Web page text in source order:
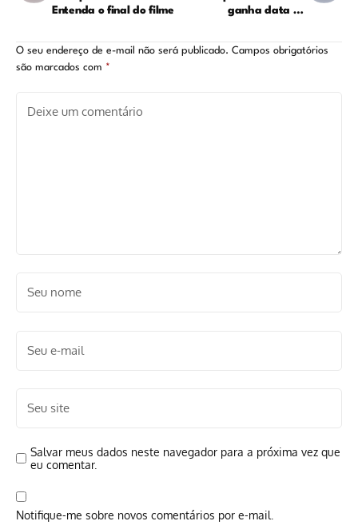
Entenda o final do filme
ganha data de
O seu endereço de e-mail não será publicado. Campos obrigatórios
são marcados com *
Salvar meus dados neste navegador para a próxima vez que
eu comentar.
Notifique-me sobre novos comentários por e-mail.